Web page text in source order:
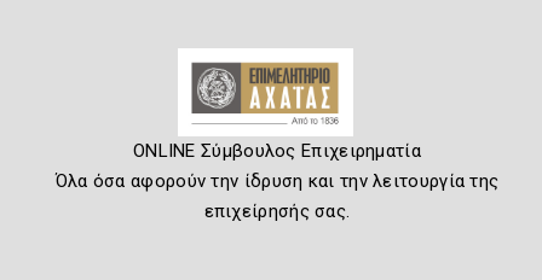
ONLINE Σύμβουλος Επιχειρηματία
Όλα όσα αφορούν την ίδρυση και την λειτουργία της
επιχείρησής σας.